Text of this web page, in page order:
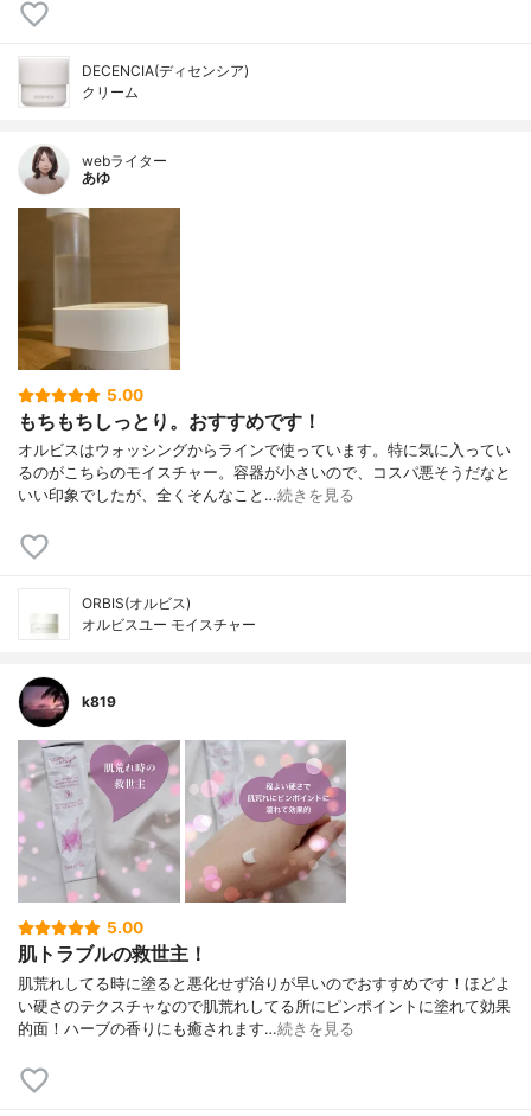
DECENCIA(ディセンシア)
クリーム
webライター
あゆ
5.00
もちもちしっとり。おすすめです！
オルビスはウォッシングからラインで使っています。特に気に入ってい
るのがこちらのモイスチャー。容器が小さいので、コスパ悪そうだなと
いい印象でしたが、全くそんなこと…続きを見る
ORBIS(オルビス)
オルビスユー モイスチャー
k819
5.00
肌トラブルの救世主！
肌荒れしてる時に塗ると悪化せず治りが早いのでおすすめです！ほどよ
い硬さのテクスチャなので肌荒れしてる所にピンポイントに塗れて効果
的面！ハーブの香りにも癒されます…続きを見る